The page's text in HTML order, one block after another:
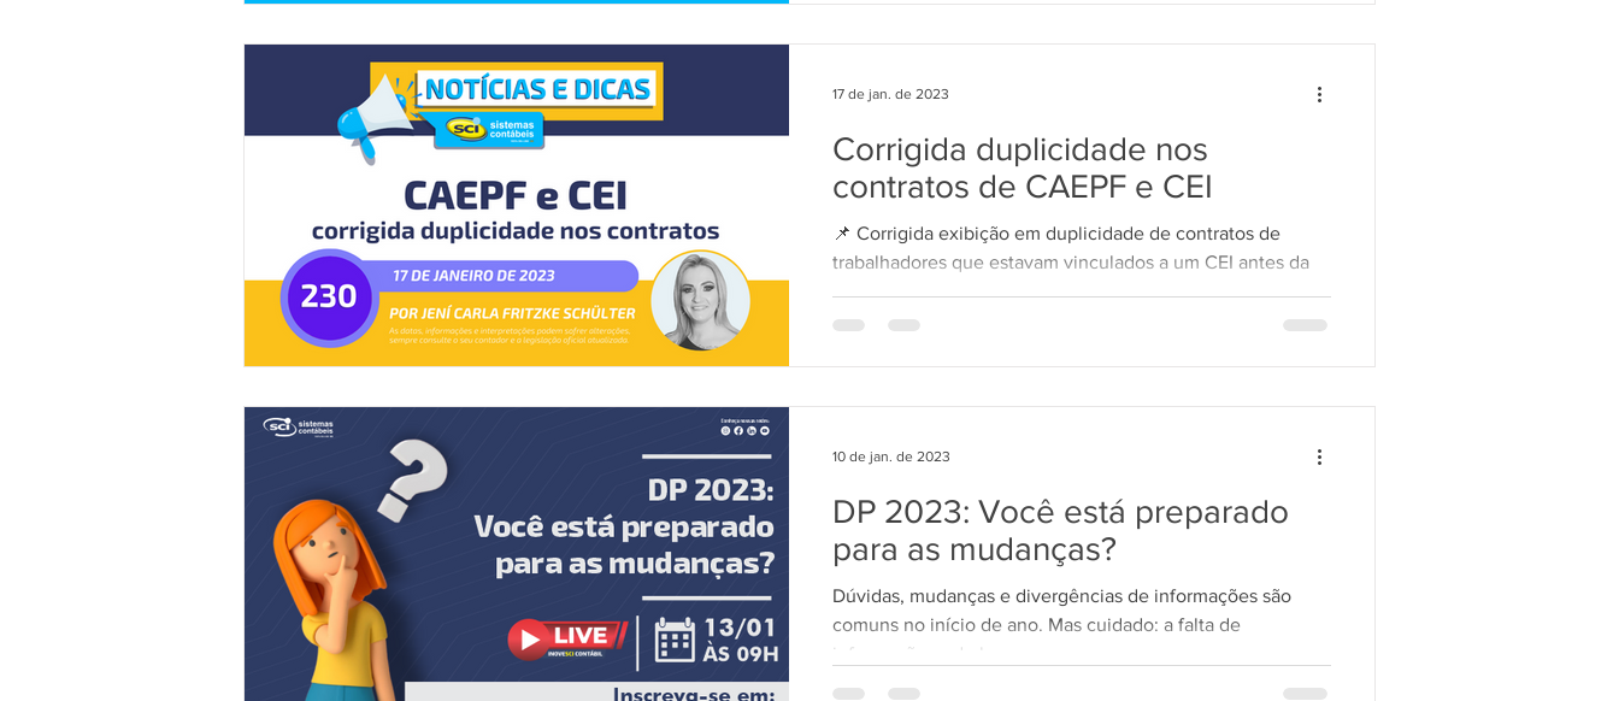
Corrigida duplicidade nos
contratos de CAEPF e CEI
📌 Corrigida exibição em duplicidade de contratos de
trabalhadores que estavam vinculados a um CEI antes da
17 de jan. de 2023
DP 2023: Você está preparado
para as mudanças?
Dúvidas, mudanças e divergências de informações são
comuns no início de ano. Mas cuidado: a falta de
informação pode levar a sua...
10 de jan. de 2023